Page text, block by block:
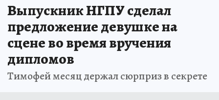
Выпускник НГПУ сделал
предложение девушке на
сцене во время вручения
дипломов
Тимофей месяц держал сюрприз в секрете